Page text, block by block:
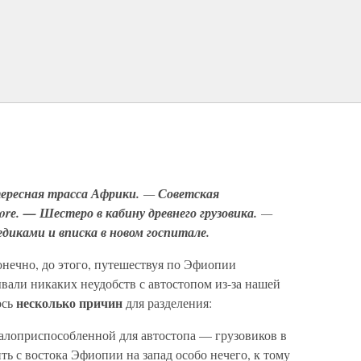
трасса Африки. —Советская
— Шестеро в кабину древнего грузовика. —
и вписка в новом госпитале.
до этого, путешествуя по Эфиопии
никаких неудобств с автостопом из-за нашей
несколько причин для разделения:
для автостопа — грузовиков в
с востока Эфиопии на запад особо нечего, к тому